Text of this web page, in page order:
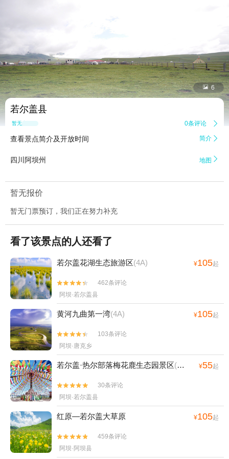
 6
若尔盖县
暂无点评 0条评论 
查看景点简介及开放时间 简介 
四川阿坝州 地图 
暂无报价
暂无门票预订，我们正在努力补充
看了该景点的人还看了
若尔盖花湖生态旅游区(4A) ¥105起


462条评论
阿坝·若尔盖县
黄河九曲第一湾(4A) ¥105起


103条评论
阿坝·唐克乡
若尔盖·热尔部落梅花鹿生态园景区(3A) ¥55起


30条评论
阿坝·若尔盖县
红原—若尔盖大草原 ¥105起


459条评论
阿坝·阿坝县